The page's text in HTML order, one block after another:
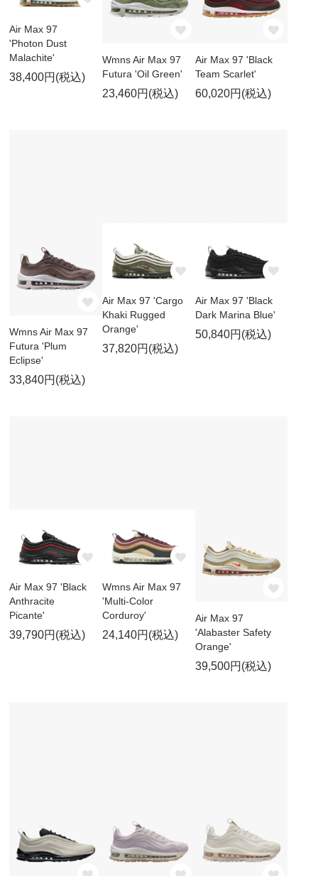
Air Max 97
'Photon Dust
Malachite'
38,400円(税込)
Wmns Air Max 97
Futura 'Oil Green'
23,460円(税込)
Air Max 97 'Black
Team Scarlet'
60,020円(税込)
Wmns Air Max 97
Futura 'Plum
Eclipse'
33,840円(税込)
Air Max 97 'Cargo
Khaki Rugged
Orange'
37,820円(税込)
Air Max 97 'Black
Dark Marina Blue'
50,840円(税込)
Air Max 97 'Black
Anthracite
Picante'
39,790円(税込)
Wmns Air Max 97
'Multi-Color
Corduroy'
24,140円(税込)
Air Max 97
'Alabaster Safety
Orange'
39,500円(税込)